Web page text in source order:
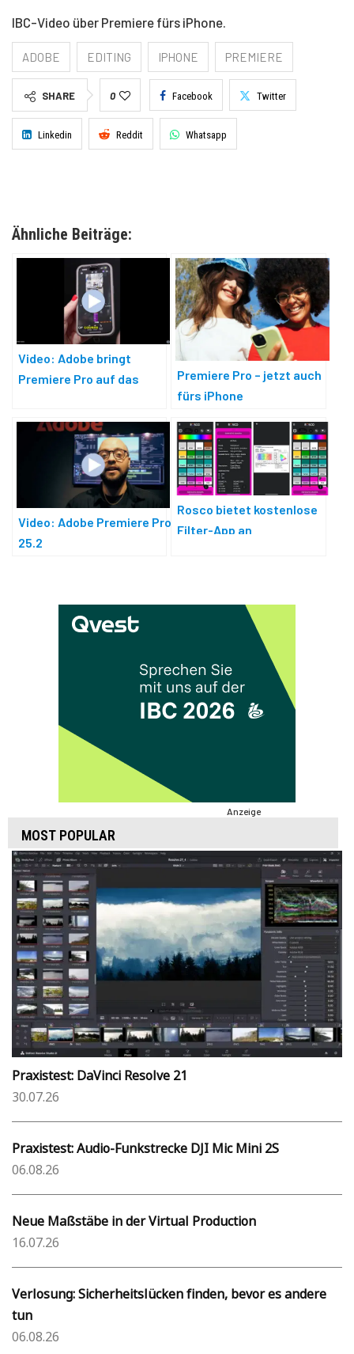
IBC-Video über Premiere fürs iPhone.
ADOBE EDITING IPHONE PREMIERE
SHARE 0 Facebook Twitter
Linkedin Reddit Whatsapp
Ähnliche Beiträge:
Video: Adobe bringt
Premiere Pro auf das
Premiere Pro – jetzt auch
fürs iPhone
Video: Adobe Premiere Pro
25.2
Rosco bietet kostenlose
Filter-App an
Anzeige
MOST POPULAR
Praxistest: DaVinci Resolve 21
30.07.26
Praxistest: Audio-Funkstrecke DJI Mic Mini 2S
06.08.26
Neue Maßstäbe in der Virtual Production
16.07.26
Verlosung: Sicherheitslücken finden, bevor es andere
tun
06.08.26